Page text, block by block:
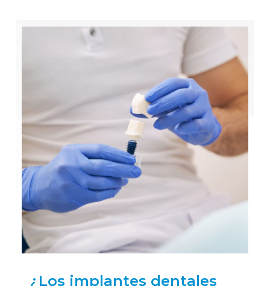
¿Los implantes dentales